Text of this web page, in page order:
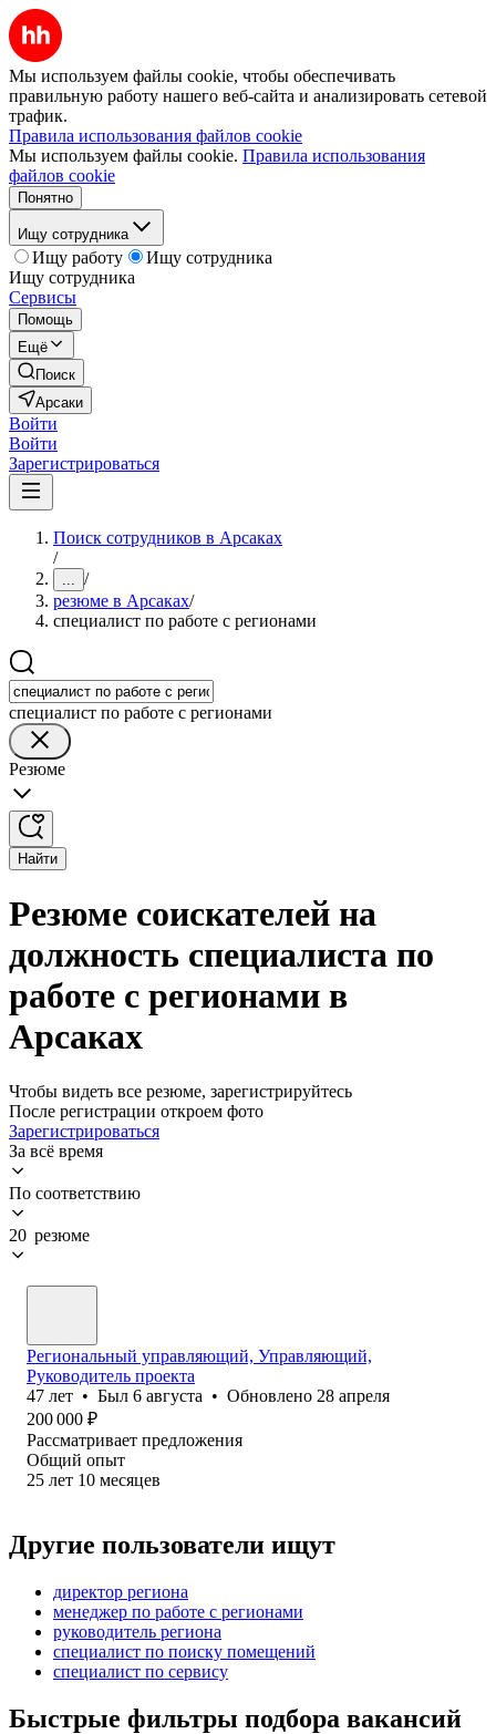
Мы используем файлы cookie, чтобы обеспечивать
правильную работу нашего веб-сайта и анализировать сетевой
трафик.
Правила использования файлов cookie
Мы используем файлы cookie. Правила использования
файлов cookie
Понятно
Ищу сотрудника
Ищу работу
Ищу сотрудника
Ищу сотрудника
Сервисы
Помощь
Ещё
Поиск
Арсаки
Войти
Войти
Зарегистрироваться
Поиск сотрудников в Арсаках
/
... /
резюме в Арсаках/
специалист по работе с регионами
специалист по работе с регионами
Резюме
Найти
Резюме соискателей на
должность специалиста по
работе с регионами в
Арсаках
Чтобы видеть все резюме, зарегистрируйтесь
После регистрации откроем фото
Зарегистрироваться
За всё время
По соответствию
20 резюме
Региональный управляющий, Управляющий,
Руководитель проекта
47 лет • Был 6 августа • Обновлено 28 апреля
200 000 ₽
Рассматривает предложения
Общий опыт
25 лет 10 месяцев
Другие пользователи ищут
директор региона
менеджер по работе с регионами
руководитель региона
специалист по поиску помещений
специалист по сервису
Быстрые фильтры подбора вакансий